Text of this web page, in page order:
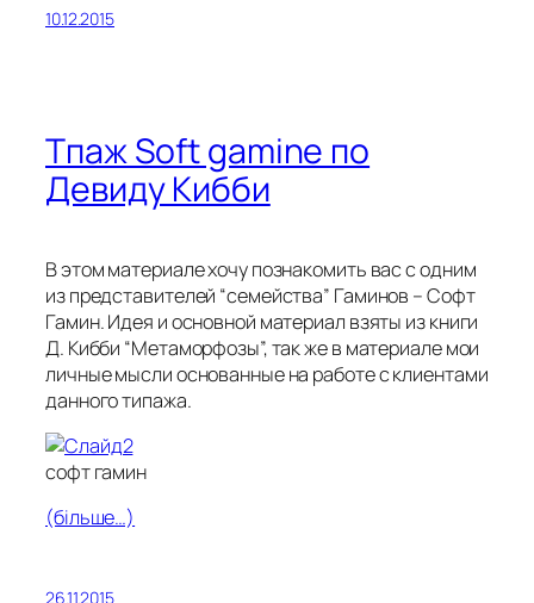
10.12.2015
Тпаж Soft gamine по
Девиду Кибби
В этом материале хочу познакомить вас с одним
из представителей “семейства” Гаминов – Софт
Гамин. Идея и основной материал взяты из книги
Д. Кибби “Метаморфозы”, так же в материале мои
личные мысли основанные на работе с клиентами
данного типажа.
софт гамин
(більше…)
26.11.2015